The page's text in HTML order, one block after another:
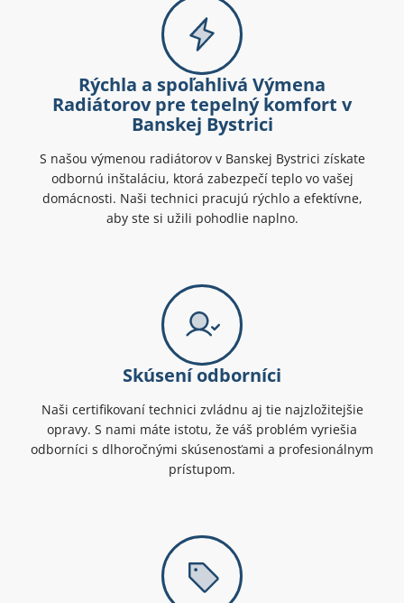
Rýchla a spoľahlivá Výmena
Radiátorov pre tepelný komfort v
Banskej Bystrici
S našou výmenou radiátorov v Banskej Bystrici získate
odbornú inštaláciu, ktorá zabezpečí teplo vo vašej
domácnosti. Naši technici pracujú rýchlo a efektívne,
aby ste si užili pohodlie naplno.
Skúsení odborníci
Naši certifikovaní technici zvládnu aj tie najzložitejšie
opravy. S nami máte istotu, že váš problém vyriešia
odborníci s dlhoročnými skúsenosťami a profesionálnym
prístupom.